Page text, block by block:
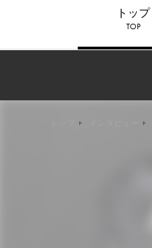
トップ
TOP